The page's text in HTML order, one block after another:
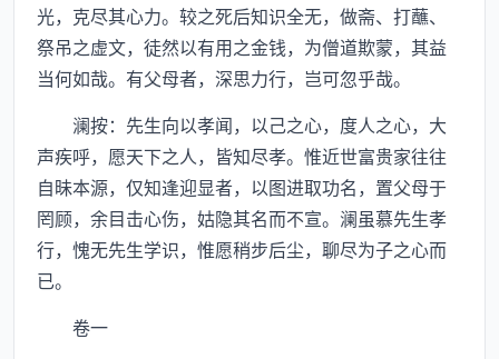
光，克尽其心力。较之死后知识全无，做斋、打蘸、
祭吊之虚文，徒然以有用之金钱，为僧道欺蒙，其益
当何如哉。有父母者，深思力行，岂可忽乎哉。
澜按：先生向以孝闻，以己之心，度人之心，大
声疾呼，愿天下之人，皆知尽孝。惟近世富贵家往往
自昧本源，仅知逢迎显者，以图进取功名，置父母于
罔顾，余目击心伤，姑隐其名而不宣。澜虽慕先生孝
行，愧无先生学识，惟愿稍步后尘，聊尽为子之心而
已。
卷一